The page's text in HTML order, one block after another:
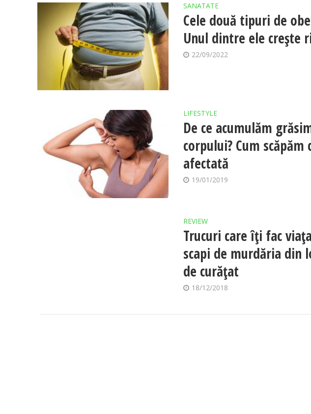
SANATATE
Cele două tipuri de
Unul dintre ele crește
22/09/2022
LIFESTYLE
De ce acumulăm
corpului? Cum
afectată
19/01/2019
REVIEW
Trucuri care îţi fac
scapi de murdăria din
de curăţat
18/12/2018